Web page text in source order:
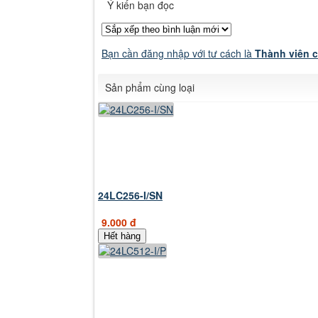
Ý kiến bạn đọc
Bạn cần đăng nhập với tư cách là Thành viên
Sản phẩm cùng loại
24LC256-I/SN
9.000 đ
Hết hàng